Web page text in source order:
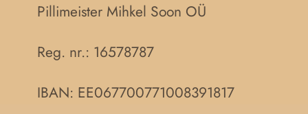
Pillimeister Mihkel Soon OÜ
Reg. nr.: 16578787
IBAN: EE067700771008391817